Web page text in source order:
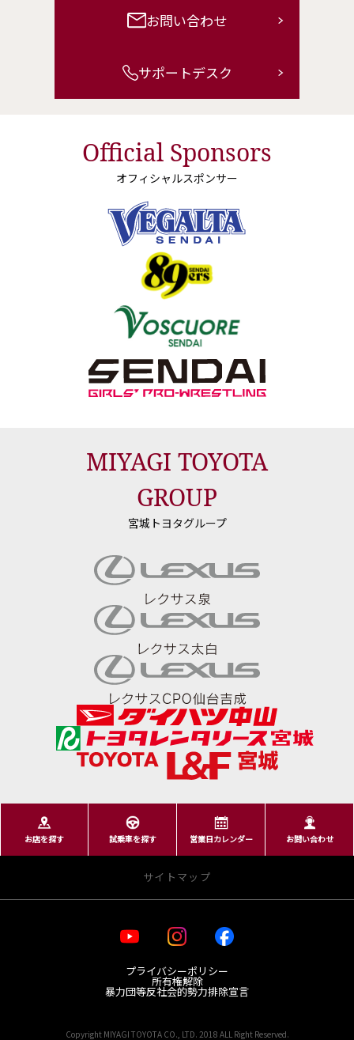
新型RAV4に「PHEV」モデルが登
お問い合わせ
サポートデスク
Official Sponsors
オフィシャルスポンサー
MIYAGI TOYOTA
GROUP
宮城トヨタグループ
お店を探す 試乗車を探す 営業日カレンダー お問い合わせ
サイトマップ
プライバシーポリシー
所有権解除
暴力団等反社会的勢力排除宣言
Copyright MIYAGI TOYOTA CO., LTD. 2018 ALL Right Reserved.